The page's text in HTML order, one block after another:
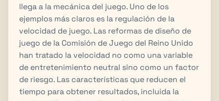
llega a la mecánica del juego. Uno de los
ejemplos más claros es la regulación de la
velocidad de juego. Las reformas de diseño de
juego de la Comisión de Juego del Reino Unido
han tratado la velocidad no como una variable
de entretenimiento neutral sino como un factor
de riesgo. Las características que reducen el
tiempo para obtener resultados, incluida la